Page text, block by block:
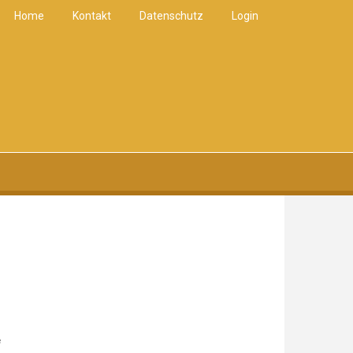
Home Kontakt Datenschutz Login